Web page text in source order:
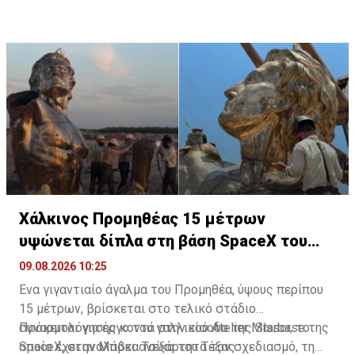
Χάλκινος Προμηθέας 15 μέτρων
υψώνεται δίπλα στη βάση SpaceX του
Έλον Μασκ
09.08.2026 10:25
Ένα γιγαντιαίο άγαλμα του Προμηθέα, ύψους περίπου
15 μέτρων, βρίσκεται στο τελικό στάδιο
συναρμολόγησης κοντά στην είσοδο της Starbase της
SpaceX, στην Μπόκα Τσίκα του Τέξας.
Πρόκειται για έργο του γαλλικού Atelier Missor, το
οποίο έχει αναλάβει ανεξάρτητα τον σχεδιασμό, τη